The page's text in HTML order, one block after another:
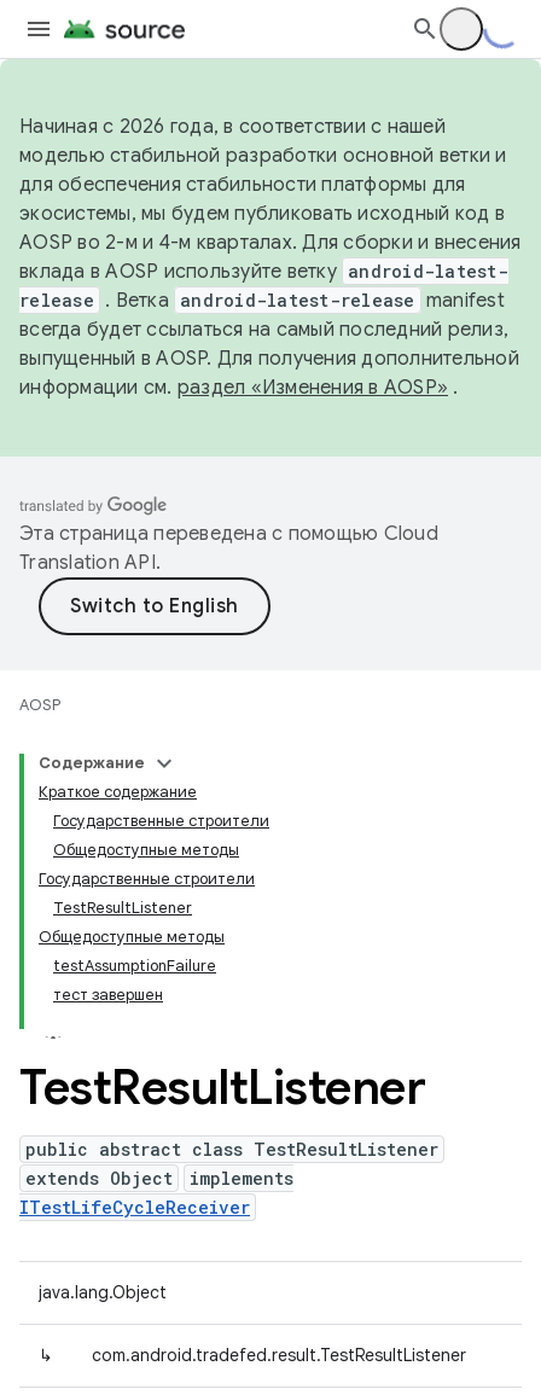
Начиная с 2026 года, в соответствии с нашей
моделью стабильной разработки основной ветки и
для обеспечения стабильности платформы для
экосистемы, мы будем публиковать исходный код в
AOSP во 2-м и 4-м кварталах. Для сборки и внесения
вклада в AOSP используйте ветку android-latest-
release . Ветка android-latest-release manifest
всегда будет ссылаться на самый последний релиз,
выпущенный в AOSP. Для получения дополнительной
информации см. раздел «Изменения в AOSP» .
Эта страница переведена с помощью Cloud
Translation API.
AOSP
Содержание
Краткое содержание
Государственные строители
Общедоступные методы
Государственные строители
TestResultListener
Общедоступные методы
testAssumptionFailure
тест завершен
TestResultListener
public abstract class TestResultListener
extends Object
implements
ITestLifeCycleReceiver
java.lang.Object
↳ com.android.tradefed.result.TestResultListener